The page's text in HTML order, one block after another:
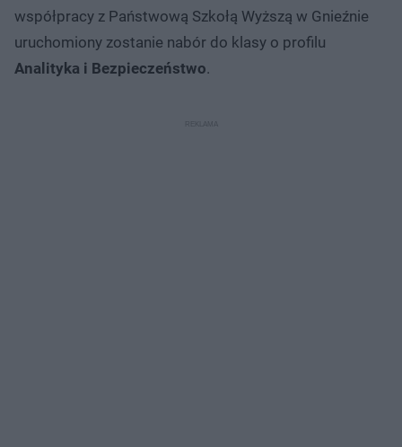
współpracy z Państwową Szkołą Wyższą w Gnieźnie
uruchomiony zostanie nabór do klasy o profilu
Analityka i Bezpieczeństwo.